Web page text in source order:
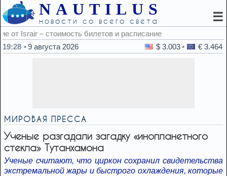
NAUTILUS
новости со всего света ☰
19:28
9 августа 2026 $ 3.003 € 3.464
МИРОВАЯ ПРЕССА
Ученые разгадали загадку «инопланетного
стекла» Тутанхамона
Ученые считают, что циркон сохранил свидетельства
экстремальной жары и быстрого охлаждения, которые